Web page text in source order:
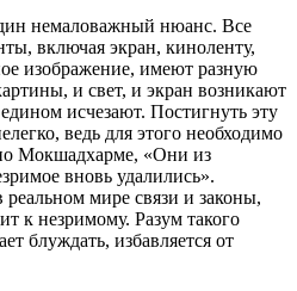
немаловажный нюанс. Все
включая экран, киноленту,
изображение, имеют разную
и свет, и экран возникают
исчезают. Постигнуть эту
ведь для этого необходимо
Мокшадхарме, «Они из
вновь удалились».
мире связи и законы,
к незримому. Разум такого
блуждать, избавляется от